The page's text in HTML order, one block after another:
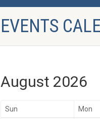
EVENTS
August 2026
Sun Mon